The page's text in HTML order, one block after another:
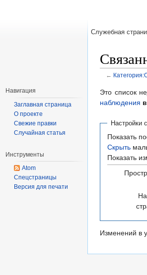
←
Это список
наблюдения
Настройки
Показать
Скрыть
Показать
Изменений в
Служебная
Навигация
Заглавная страница
О проекте
Свежие правки
Случайная статья
Инструменты
Atom
Спецстраницы
Версия для печати